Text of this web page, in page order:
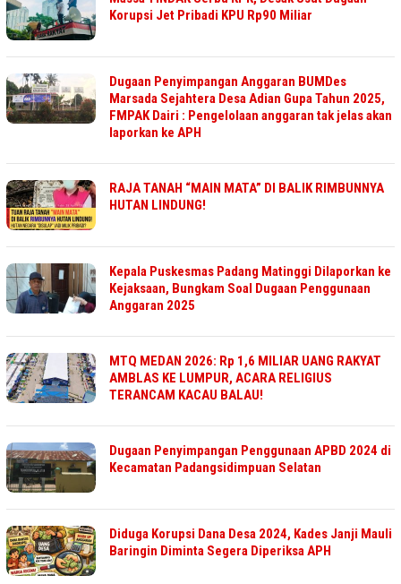
Korupsi Jet Pribadi KPU Rp90 Miliar
Dugaan Penyimpangan Anggaran BUMDes
Marsada Sejahtera Desa Adian Gupa Tahun 2025,
FMPAK Dairi : Pengelolaan anggaran tak jelas akan
laporkan ke APH
RAJA TANAH “MAIN MATA” DI BALIK RIMBUNNYA
HUTAN LINDUNG!
Kepala Puskesmas Padang Matinggi Dilaporkan ke
Kejaksaan, Bungkam Soal Dugaan Penggunaan
Anggaran 2025
MTQ MEDAN 2026: Rp 1,6 MILIAR UANG RAKYAT
AMBLAS KE LUMPUR, ACARA RELIGIUS
TERANCAM KACAU BALAU!
Dugaan Penyimpangan Penggunaan APBD 2024 di
Kecamatan Padangsidimpuan Selatan
Diduga Korupsi Dana Desa 2024, Kades Janji Mauli
Baringin Diminta Segera Diperiksa APH